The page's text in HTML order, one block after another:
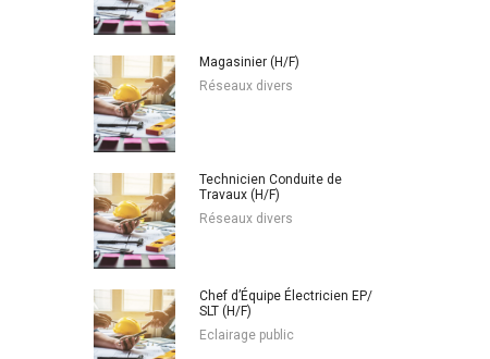
Magasinier (H/F)
Réseaux divers
Technicien Conduite de
Travaux (H/F)
Réseaux divers
Chef d’Équipe Électricien EP/
SLT (H/F)
Eclairage public